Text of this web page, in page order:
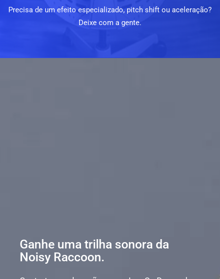
Precisa de um efeito especializado, pitch shift ou aceleração?
Deixe com a gente.
Ganhe uma trilha sonora da
Noisy Raccoon.